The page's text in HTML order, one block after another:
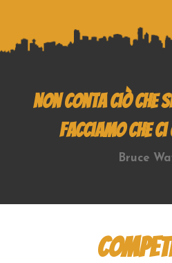
Non conta ciò che
facciamo che
Bruce